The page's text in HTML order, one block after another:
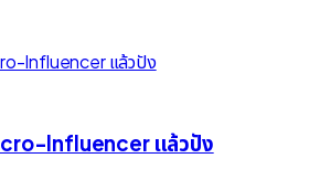
Influencer แล้วปัง